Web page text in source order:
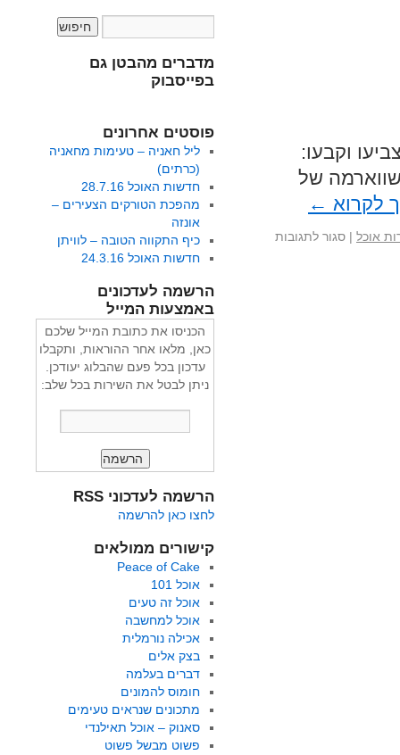
וקבעו:
של
לקרוא ←
אוכל | סגור לתגובות
מדברים מהבטן גם
בפייסבוק
פוסטים אחרונים
ליל חאניה – טעימות מחאניה
(כרתים)
חדשות האוכל 28.7.16
מהפכת הטורקים הצעירים –
אונזה
כיף התקווה הטובה – לוויתן
חדשות האוכל 24.3.16
הרשמה לעדכונים
באמצעות המייל
הכניסו את כתובת המייל שלכם
כאן, מלאו אחר ההוראות, ותקבלו
עדכון בכל פעם שהבלוג יעודכן.
ניתן לבטל את השירות בכל שלב:
הרשמה לעדכוני RSS
לחצו כאן להרשמה
קישורים ממולאים
Peace of Cake
אוכל 101
אוכל זה טעים
אוכל למחשבה
אכילה נורמלית
בצק אלים
דברים בעלמה
חומוס להמונים
מתכונים שנראים טעימים
סאנוק – אוכל תאילנדי
פשוט מבשל פשוט